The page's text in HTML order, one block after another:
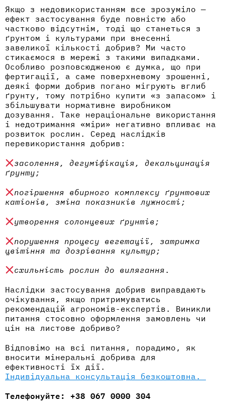
Якщо з недовикористанням все зрозуміло —
ефект застосування буде повністю або
частково відсутнім, тоді що станеться з
ґрунтом і культурами при внесенні
завеликої кількості добрив? Ми часто
стикаємося в мережі з такими випадками.
Особливо розповсюдженою є думка, що при
фертигації, а саме поверхневому зрошенні,
деякі форми добрив погано мігрують вглиб
ґрунту, тому потрібно купити «з запасом» і
збільшувати нормативне виробником
дозування. Таке нераціональне використання
і недотримання «міри» негативно впливає на
розвиток рослин. Серед наслідків
перевикористання добрив:
засолення, дегуміфікація, декальцинація
ґрунту;
погіршення вбирного комплексу ґрунтових
катіонів, зміна показників лужності;
утворення солонцевих ґрунтів;
порушення процесу вегетації, затримка
цвітіння та дозрівання культур;
схильність рослин до вилягання .
Наслідки застосування добрив виправдають
очікування, якщо притримуватись
рекомендацій агрономів-експертів. Виникли
питання стосовно оформлення замовлень чи
цін на листове добриво?
Відповімо на всі питання, порадимо, як
вносити мінеральні добрива для
ефективності їх дії.
Індивідуальна консультація безкоштовна.
Телефонуйте: +38 067 0000 304